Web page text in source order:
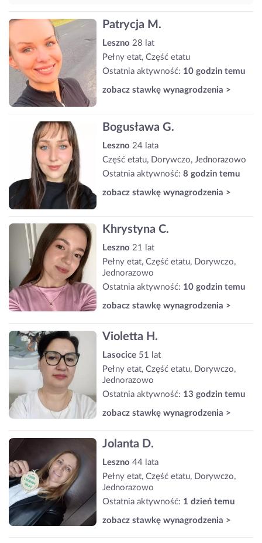
Patrycja M.
Leszno 28 lat
Pełny etat, Część etatu
Ostatnia aktywność: 10 godzin temu
zobacz stawkę wynagrodzenia >
Bogusława G.
Leszno 24 lata
Część etatu, Dorywczo, Jednorazowo
Ostatnia aktywność: 8 godzin temu
zobacz stawkę wynagrodzenia >
Khrystyna C.
Leszno 21 lat
Pełny etat, Część etatu, Dorywczo,
Jednorazowo
Ostatnia aktywność: 10 godzin temu
zobacz stawkę wynagrodzenia >
Violetta H.
Lasocice 51 lat
Pełny etat, Część etatu, Dorywczo,
Jednorazowo
Ostatnia aktywność: 13 godzin temu
zobacz stawkę wynagrodzenia >
Jolanta D.
Leszno 44 lata
Pełny etat, Część etatu, Dorywczo,
Jednorazowo
Ostatnia aktywność: 1 dzień temu
zobacz stawkę wynagrodzenia >